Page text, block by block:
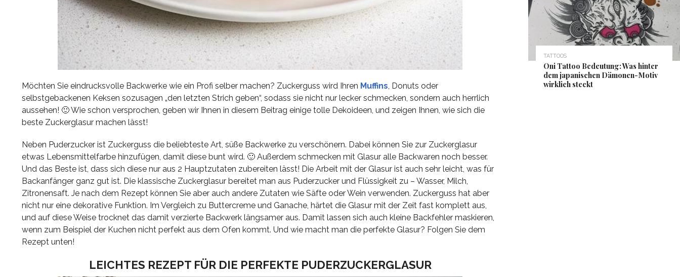
Möchten Sie eindrucksvolle Backwerke wie ein Profi selber machen? Zuckerguss wird Ihren Muffins , Donuts oder
selbstgebackenen Keksen sozusagen „den letzten Strich geben“, sodass sie nicht nur lecker schmecken, sondern auch herrlich
aussehen! 🙂 Wie schon versprochen, geben wir Ihnen in diesem Beitrag einige tolle Dekoideen, und zeigen Ihnen, wie sich die
beste Zuckerglasur machen lässt!
Neben Puderzucker ist Zuckerguss die beliebteste Art, süße Backwerke zu verschönern. Dabei können Sie zur Zuckerglasur
etwas Lebensmittelfarbe hinzufügen, damit diese bunt wird. 🙂 Außerdem schmecken mit Glasur alle Backwaren noch besser.
Und das Beste ist, dass sich diese nur aus 2 Hauptzutaten zubereiten lässt! Die Arbeit mit der Glasur ist auch sehr leicht, was für
Backanfänger ganz gut ist. Die klassische Zuckerglasur bereitet man aus Puderzucker und Flüssigkeit zu – Wasser, Milch,
Zitronensaft. Je nach dem Rezept können Sie aber auch andere Zutaten wie Säfte oder Wein verwenden. Zuckerguss hat aber
nicht nur eine dekorative Funktion. Im Vergleich zu Buttercreme und Ganache, härtet die Glasur mit der Zeit fast komplett aus,
und auf diese Weise trocknet das damit verzierte Backwerk längsamer aus. Damit lassen sich auch kleine Backfehler maskieren,
wenn zum Beispiel der Kuchen nicht perfekt aus dem Ofen kommt. Und wie macht man die perfekte Glasur? Folgen Sie dem
Rezept unten!
LEICHTES REZEPT FÜR DIE PERFEKTE PUDERZUCKERGLASUR
TATTOOS
Oni Tattoo Bedeutung: Was hinter
dem japanischen Dämonen-Motiv
wirklich steckt